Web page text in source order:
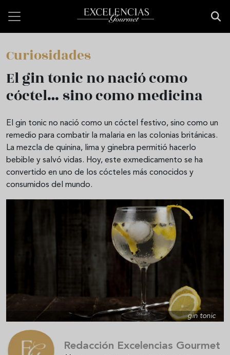
Curiosidades
El gin tonic no nació como
cóctel… sino como medicina
El gin tonic no nació como un cóctel festivo, sino como un
remedio para combatir la malaria en las colonias británicas.
La mezcla de quinina, lima y ginebra permitió hacerlo
bebible y salvó vidas. Hoy, este exmedicamento se ha
convertido en uno de los cócteles más conocidos y
consumidos del mundo.
gin tonic
Redacción Excelencias Gourmet